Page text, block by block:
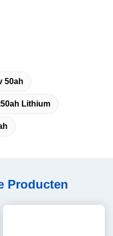
50ah
Lithium
Producten